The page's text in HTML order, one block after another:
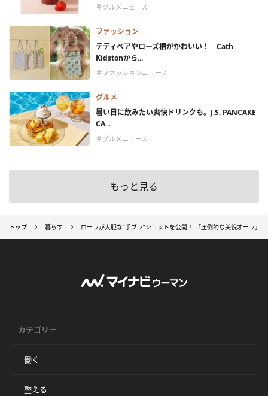
＃グルメニュース
ファッション
テディベアやローズ柄がかわいい！ Cath
Kidstonから...
＃ファッションニュース
グルメ
暑い日に飲みたい爽快ドリンクも。J.S. PANCAKE
CA...
＃グルメニュース
もっと見る
トップ 暮らす ローラが大胆な“手ブラ”ショットを公開！ 「圧倒的な美貌オーラ」
カテゴリー
働く
整える